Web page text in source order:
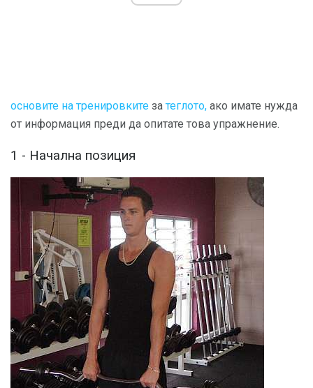
основите на тренировките за теглото, ако имате нужда
от информация преди да опитате това упражнение.
1 - Начална позиция